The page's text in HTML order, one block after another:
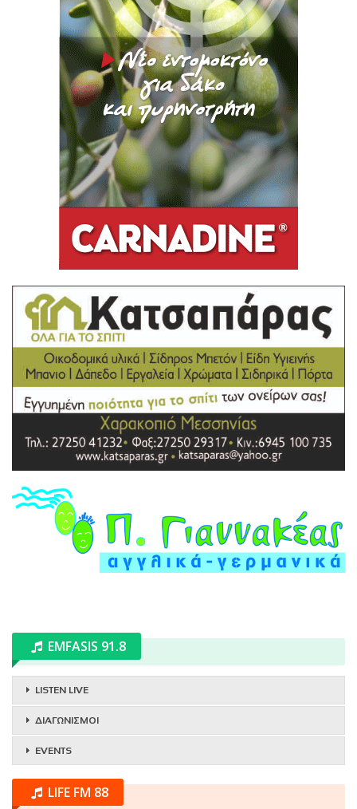
EMFASIS 91.8
LISTEN LIVE
ΔΙΑΓΩΝΙΣΜΟΙ
EVENTS
LIFE FM 88